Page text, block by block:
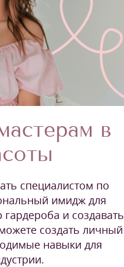
в
специалистом по
имидж для
и создавать
создать личный
навыки для